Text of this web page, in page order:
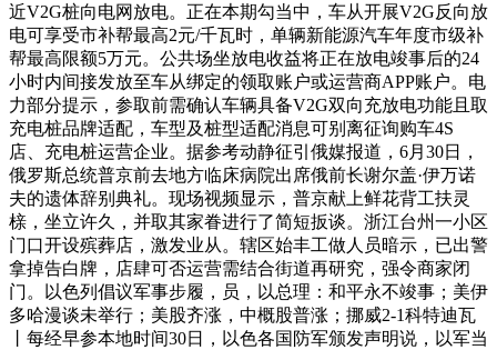
近V2G桩向电网放电。正在本期勾当中，车从开展V2G反向放
电可享受市补帮最高2元/千瓦时，单辆新能源汽车年度市级补
帮最高限额5万元。公共场坐放电收益将正在放电竣事后的24
小时内间接发放至车从绑定的领取账户或运营商APP账户。电
力部分提示，参取前需确认车辆具备V2G双向充放电功能且取
充电桩品牌适配，车型及桩型适配消息可别离征询购车4S
店、充电桩运营企业。据参考动静征引俄媒报道，6月30日，
俄罗斯总统普京前去地方临床病院出席俄前长谢尔盖·伊万诺
夫的遗体辞别典礼。现场视频显示，普京献上鲜花背工扶灵
榇，坐立许久，并取其家眷进行了简短扳谈。浙江台州一小区
门口开设殡葬店，激发业从。辖区始丰工做人员暗示，已出警
拿掉告白牌，店肆可否运营需结合街道再研究，强令商家闭
门。以色列倡议军事步履，员，以总理：和平永不竣事；美伊
多哈漫谈未举行；美股齐涨，中概股普涨；挪威2-1科特迪瓦
丨每经早参本地时间30日，以色各国防军颁发声明说，以军当